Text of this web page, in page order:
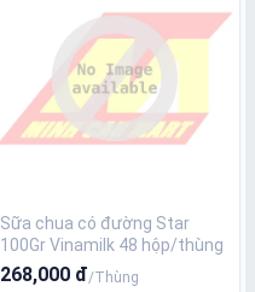
Sữa chua có đường Star
100Gr Vinamilk 48 hộp/thùng
268,000 đ/Thùng